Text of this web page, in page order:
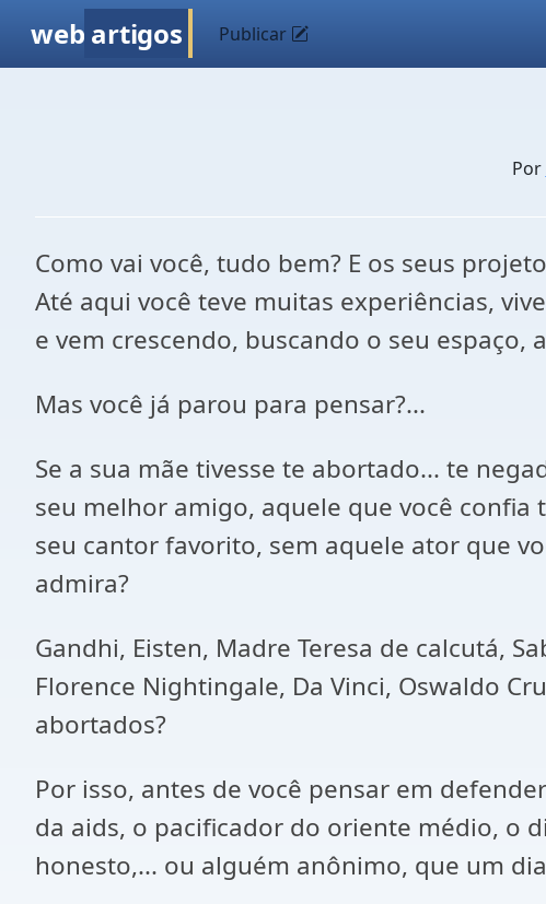
web artigos Publicar
Por
Como vai você, tudo bem? E os seus
Até aqui você teve muitas experiências,
e vem crescendo, buscando o seu
Mas você já parou para pensar?...
Se a sua mãe tivesse te abortado... te
seu melhor amigo, aquele que você confia
seu cantor favorito, sem aquele ator que
admira?
Gandhi, Eisten, Madre Teresa de calcutá,
Florence Nightingale, Da Vinci, Oswaldo
abortados?
Por isso, antes de você pensar em
da aids, o pacificador do oriente médio, o
honesto,... ou alguém anônimo, que um